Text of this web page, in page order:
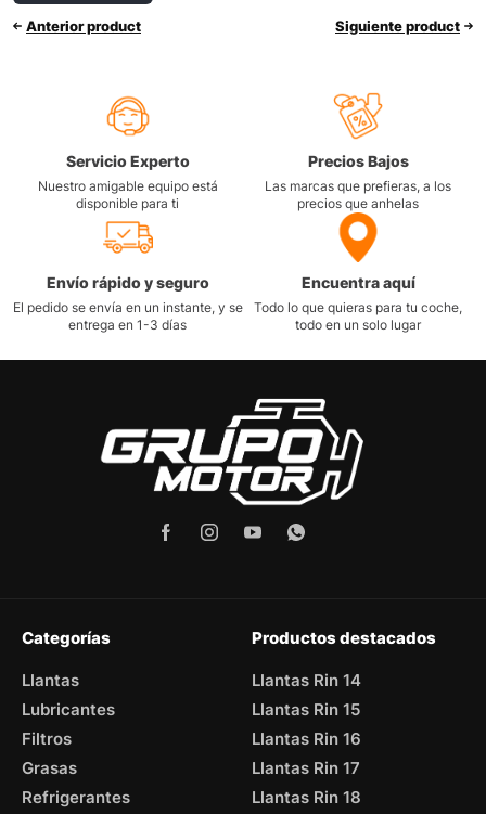
Anterior product Siguiente product
Servicio Experto
Nuestro amigable equipo está
disponible para ti
Precios Bajos
Las marcas que prefieras, a los
precios que anhelas
Envío rápido y seguro
El pedido se envía en un instante, y se
entrega en 1-3 días
Encuentra aquí
Todo lo que quieras para tu coche,
todo en un solo lugar
Categorías
Llantas
Lubricantes
Filtros
Grasas
Refrigerantes
Productos destacados
Llantas Rin 14
Llantas Rin 15
Llantas Rin 16
Llantas Rin 17
Llantas Rin 18